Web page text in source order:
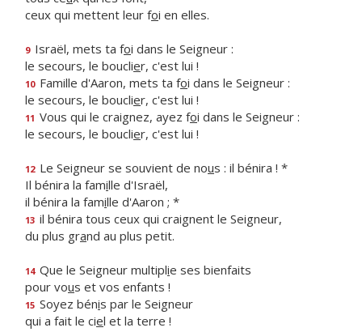
ceux qui mettent leur foi en elles.
9 Israël, mets ta foi dans le Seigneur :
le secours, le bouclier, c'est lui !
10 Famille d'Aaron, mets ta foi dans le Seigneur :
le secours, le bouclier, c'est lui !
11 Vous qui le craignez, ayez foi dans le Seigneur :
le secours, le bouclier, c'est lui !
12 Le Seigneur se souvient de nous : il bénira ! *
Il bénira la famille d'Israël,
il bénira la famille d'Aaron ; *
13 il bénira tous ceux qui craignent le Seigneur,
du plus grand au plus petit.
14 Que le Seigneur multiplie ses bienfaits
pour vous et vos enfants !
15 Soyez bénis par le Seigneur
qui a fait le ciel et la terre !